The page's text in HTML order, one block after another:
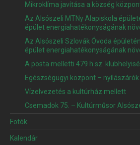
Mikroklíma javítása a község
Az Alsószeli MTNy Alapiskola
épület energiahatékonyságának
Az Alsószeli Szlovák Óvoda
épület energiahatékonyságának
A posta melletti 479 h.sz.
Egészségügyi központ –
Vízelvezetés a kultúrház mellett
Csemadok 75. – Kultúrműsor
Fotók
Kalendár